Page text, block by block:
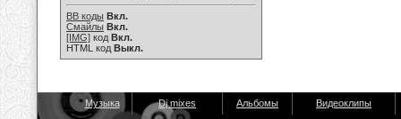
BB коды Вкл.
Смайлы Вкл.
[IMG] код Вкл.
HTML код Выкл.
Музыка Dj mixes Альбомы Видеоклипы